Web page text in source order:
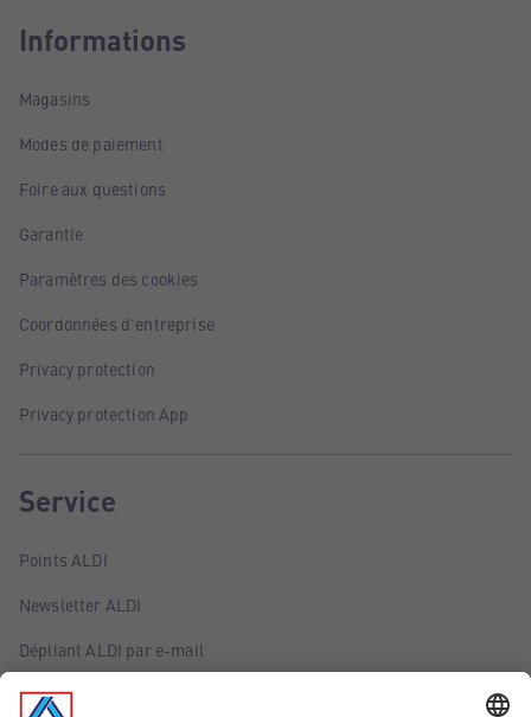
Informations
Magasins
Modes de paiement
Foire aux questions
Garantie
Paramètres des cookies
Coordonnées d'entreprise
Privacy protection
Privacy protection App
Service
Points ALDI
Newsletter ALDI
Dépliant ALDI par e-mail
Offres